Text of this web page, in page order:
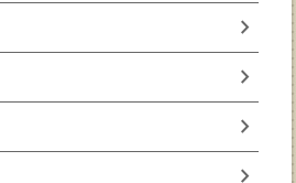
chevron_right
chevron_right
chevron_right
chevron_right